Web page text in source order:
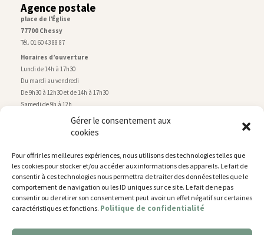
Gérer le consentement aux
cookies
Pour offrir les meilleures expériences, nous utilisons des technologies telles que
les cookies pour stocker et/ou accéder aux informations des appareils. Le fait de
consentir à ces technologies nous permettra de traiter des données telles que le
comportement de navigation ou les ID uniques sur ce site. Le fait de ne pas
consentir ou de retirer son consentement peut avoir un effet négatif sur certaines
caractéristiques et fonctions. Politique de confidentialité
Agence postale
place de l’Église
77700 Chessy
Tél. 01 60 43 88 87
Horaires d’ouverture
Lundi de 14h à 17h30
Du mardi au vendredi
De 9h30 à 12h30 et de 14h à 17h30
Samedi de 9h à 12h
Service technique
rue de Montry–77700 Chessy
Tél. 01 60 43 52 63
Horaires d’ouverture
Lundi, mardi et jeudi
De 9h à 11h45 et de 14h30 à 17h30